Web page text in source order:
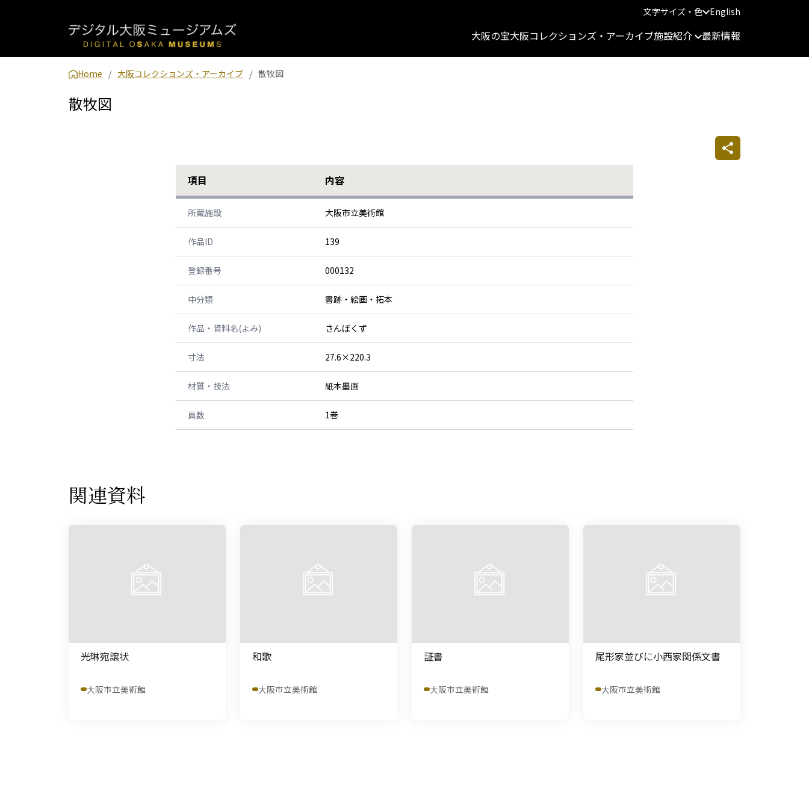
文字サイズ・色 English
大阪の宝大阪コレクションズ・アーカイブ施設紹介 最新情報
Home 大阪コレクションズ・アーカイブ 散牧図
散牧図
項目 内容
所蔵施設 大阪市立美術館
作品ID 139
登録番号 000132
中分類 書跡・絵画・拓本
作品・資料名(よみ) さんぼくず
寸法 27.6×220.3
材質・技法 紙本墨画
員数 1巻
関連資料
光琳宛譲状
大阪市立美術館
和歌
大阪市立美術館
証書
大阪市立美術館
尾形家並びに小西家関係文書
大阪市立美術館